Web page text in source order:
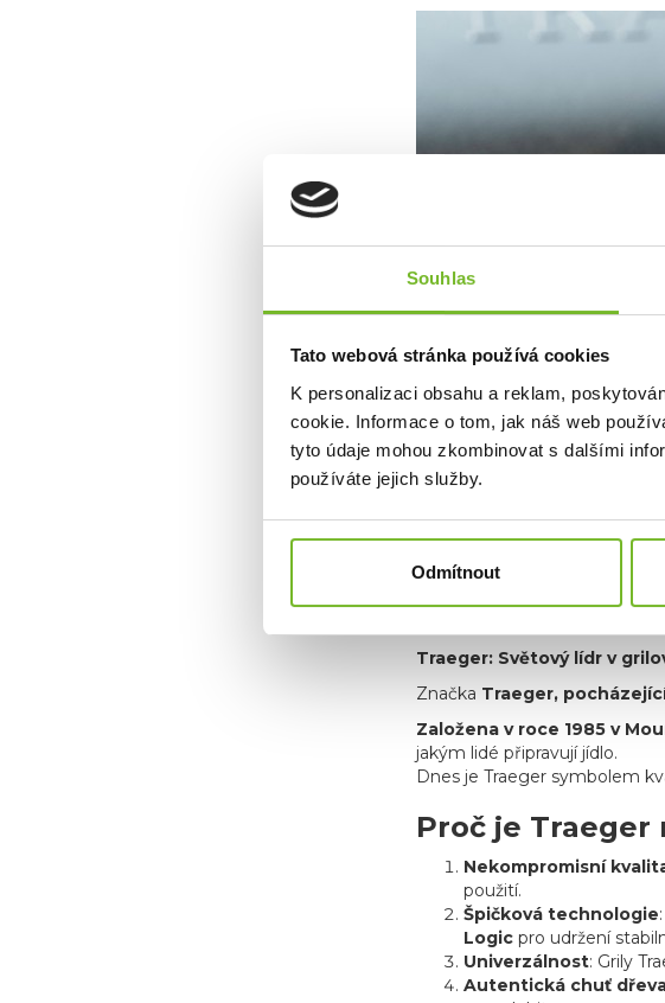
Souhlas
Tato webová stránka používá cookies
K personalizaci obsahu a reklam,
cookie. Informace o tom, jak náš web
tyto údaje mohou zkombinovat s dalšími
používáte jejich služby.
Odmítnout
O značce
Traeger: Světový lídr v
Značka Traeger,
Založena v roce 1985 v
jakým lidé připravují jídlo.
Dnes je Traeger symbolem
Proč je Traeger
Nekompromisní
použití.
Špičková technologie
Logic pro udržení
Univerzálnost: Grily
Autentická chuť